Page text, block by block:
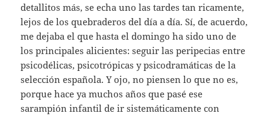
detallitos más, se echa uno las tardes tan ricamente,
lejos de los quebraderos del día a día. Sí, de acuerdo,
me dejaba el que hasta el domingo ha sido uno de
los principales alicientes: seguir las peripecias entre
psicodélicas, psicotrópicas y psicodramáticas de la
selección española. Y ojo, no piensen lo que no es,
porque hace ya muchos años que pasé ese
sarampión infantil de ir sistemáticamente con